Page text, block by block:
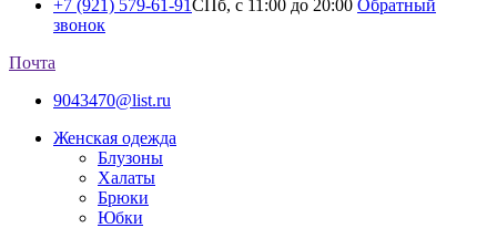
+7 (921) 579-61-91 СПб, с 11:00 до 20:00 Обратный
звонок
Почта
9043470@list.ru
Женская одежда
Блузоны
Халаты
Брюки
Юбки